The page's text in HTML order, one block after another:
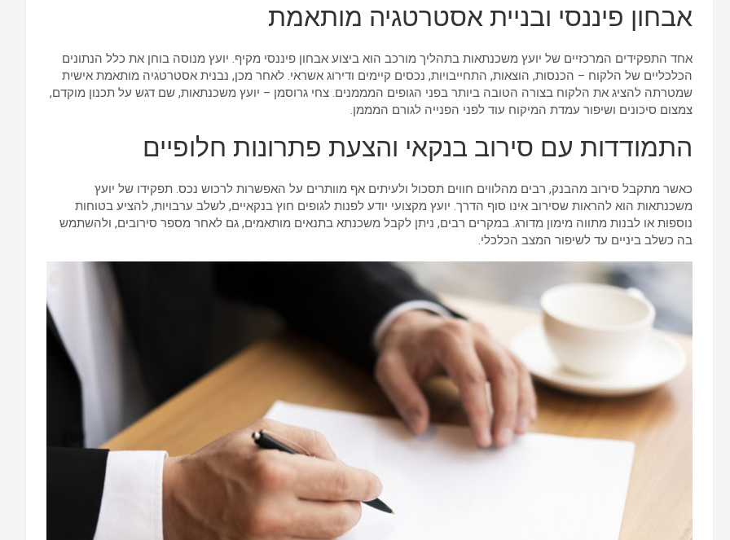
אבחון פיננסי ובניית אסטרטגיה מותאמת
אחד התפקידים המרכזיים של יועץ משכנתאות בתהליך מורכב הוא ביצוע אבחון פיננסי מקיף. יועץ מנוסה בוחן את כלל הנתונים
הכלכליים של הלקוח – הכנסות, הוצאות, התחייבויות, נכסים קיימים ודירוג אשראי. לאחר מכן, נבנית אסטרטגיה מותאמת אישית
שמטרתה להציג את הלקוח בצורה הטובה ביותר בפני הגופים המממנים. צחי גרוסמן – יועץ משכנתאות, שם דגש על תכנון מוקדם,
צמצום סיכונים ושיפור עמדת המיקוח עוד לפני הפנייה לגורם המממן.
התמודדות עם סירוב בנקאי והצעת פתרונות חלופיים
כאשר מתקבל סירוב מהבנק, רבים מהלווים חווים תסכול ולעיתים אף מוותרים על האפשרות לרכוש נכס. תפקידו של יועץ
משכנתאות הוא להראות שסירוב אינו סוף הדרך. יועץ מקצועי יודע לפנות לגופים חוץ בנקאיים, לשלב ערבויות, להציע בטוחות
נוספות או לבנות מתווה מימון מדורג. במקרים רבים, ניתן לקבל משכנתא בתנאים מותאמים, גם לאחר מספר סירובים, ולהשתמש
בה כשלב ביניים עד לשיפור המצב הכלכלי.